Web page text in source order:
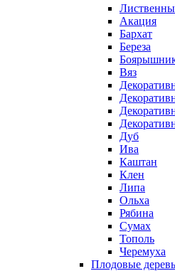
Акация
Бархат
Береза
Вяз
Дуб
Ива
Каштан
Клен
Липа
Ольха
Рябина
Сумах
Тополь
Черемуха
Плодовые